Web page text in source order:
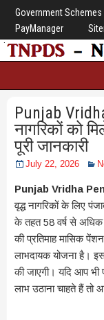
Government Schemes
PayManager
Punjab
नागरिकों को
पूरी जानकारी
July 22, 2026
Punjab Vridha
वृद्ध नागरिकों के लिए
के तहत 58 वर्ष से अधिक
की प्रतिमाह मासिक
लाभदायक योजना है।
की जाएगी। यदि आप भी
लाभ उठाना चाहते हैं तो